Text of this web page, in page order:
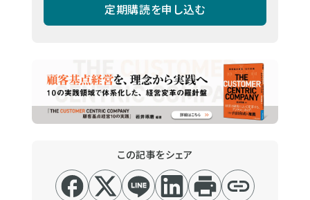
定期購読を申し込む
この記事をシェア